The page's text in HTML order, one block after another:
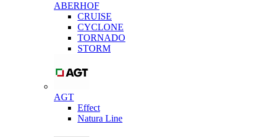
ABERHOF
CRUISE
CYCLONE
TORNADO
STORM
AGT
Effect
Natura Line